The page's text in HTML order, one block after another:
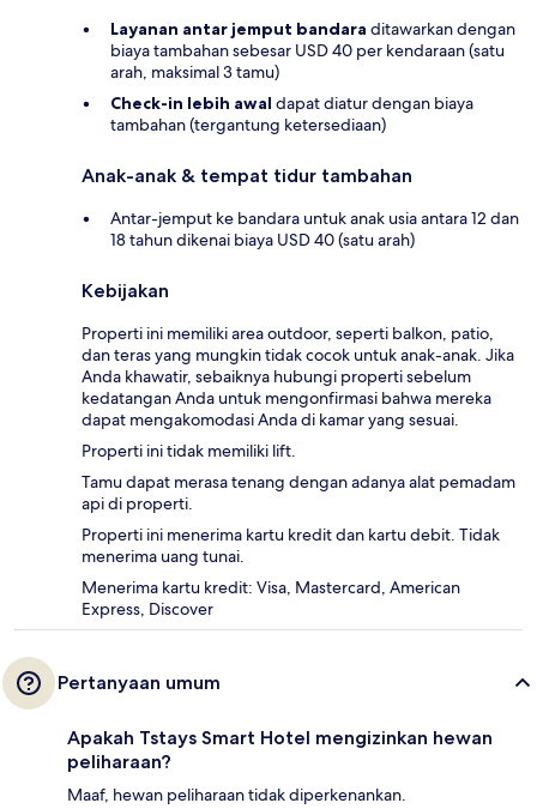
Layanan antar jemput bandara ditawarkan dengan
biaya tambahan sebesar USD 40 per kendaraan (satu
arah, maksimal 3 tamu)
Check-in lebih awal dapat diatur dengan biaya
tambahan (tergantung ketersediaan)
Anak-anak & tempat tidur tambahan
Antar-jemput ke bandara untuk anak usia antara 12 dan
18 tahun dikenai biaya USD 40 (satu arah)
Kebijakan
Properti ini memiliki area outdoor, seperti balkon, patio,
dan teras yang mungkin tidak cocok untuk anak-anak. Jika
Anda khawatir, sebaiknya hubungi properti sebelum
kedatangan Anda untuk mengonfirmasi bahwa mereka
dapat mengakomodasi Anda di kamar yang sesuai.
Properti ini tidak memiliki lift.
Tamu dapat merasa tenang dengan adanya alat pemadam
api di properti.
Properti ini menerima kartu kredit dan kartu debit. Tidak
menerima uang tunai.
Menerima kartu kredit: Visa, Mastercard, American
Express, Discover
Pertanyaan umum
Apakah Tstays Smart Hotel mengizinkan hewan
peliharaan?
Maaf, hewan peliharaan tidak diperkenankan.